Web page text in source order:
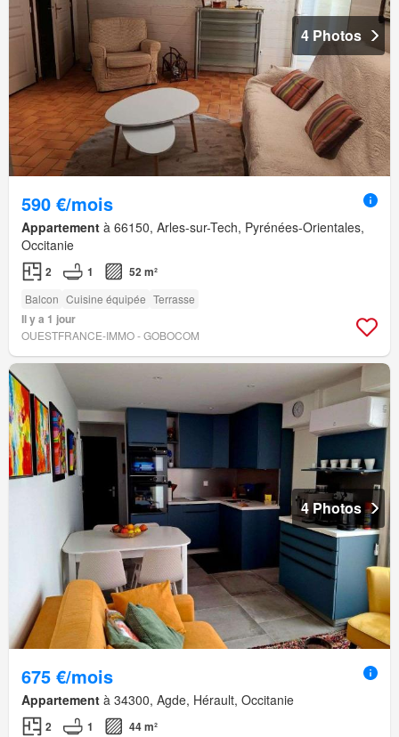
4 Photos
590 €/mois
Appartement à 66150, Arles-sur-Tech, Pyrénées-Orientales,
Occitanie
2 1 52 m²
Balcon Cuisine équipée Terrasse
Il y a 1 jour
OUESTFRANCE-IMMO - GOBOCOM
4 Photos
675 €/mois
Appartement à 34300, Agde, Hérault, Occitanie
2 1 44 m²